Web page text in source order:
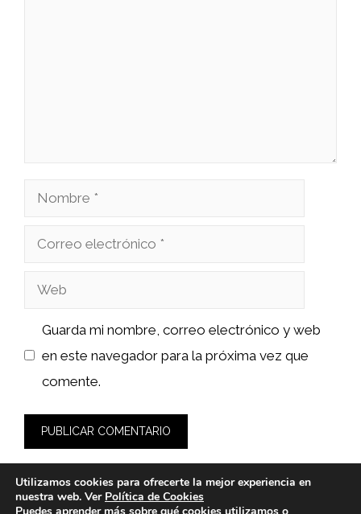
Nombre
Correo
Web
Guarda mi nombre, correo electrónico y web
en este navegador para la próxima vez que
comente.
Utilizamos cookies para ofrecerte la mejor experiencia en
nuestra web. Ver Política de Cookies